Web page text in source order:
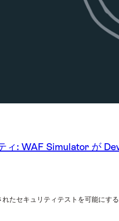
ィ: WAF Simulator が
たセキュリティテストを可能にす